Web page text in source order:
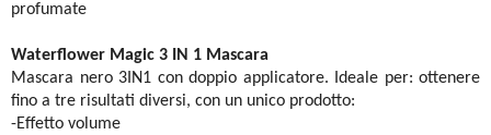
profumate
Waterflower Magic 3 IN 1 Mascara
Mascara nero 3IN1 con doppio applicatore. Ideale per: ottenere
fino a tre risultati diversi, con un unico prodotto:
-Effetto volume